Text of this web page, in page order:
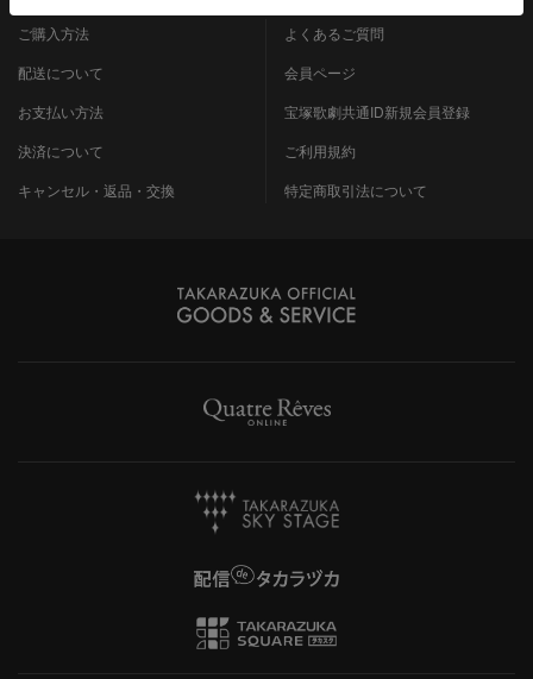
ご購入方法
配送について
お支払い方法
決済について
キャンセル・返品・交換
よくあるご質問
会員ページ
宝塚歌劇共通ID新規会員登録
ご利用規約
特定商取引法について